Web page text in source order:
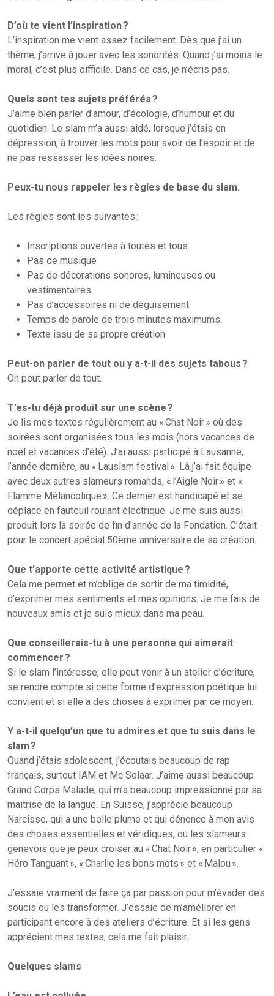
D’où te vient l’inspiration ?
L’inspiration me vient assez facilement. Dès que j’ai un
thème, j’arrive à jouer avec les sonorités. Quand j’ai moins le
moral, c’est plus difficile. Dans ce cas, je n’écris pas.
Quels sont tes sujets préférés ?
J’aime bien parler d’amour, d’écologie, d’humour et du
quotidien. Le slam m’a aussi aidé, lorsque j’étais en
dépression, à trouver les mots pour avoir de l’espoir et de
ne pas ressasser les idées noires.
Peux-tu nous rappeler les règles de base du slam.
Les règles sont les suivantes :
Inscriptions ouvertes à toutes et tous
Pas de musique
Pas de décorations sonores, lumineuses ou
vestimentaires
Pas d’accessoires ni de déguisement
Temps de parole de trois minutes maximums.
Texte issu de sa propre création
Peut-on parler de tout ou y a-t-il des sujets tabous ?
On peut parler de tout.
T’es-tu déjà produit sur une scène ?
Je lis mes textes régulièrement au « Chat Noir » où des
soirées sont organisées tous les mois (hors vacances de
noël et vacances d’été). J’ai aussi participé à Lausanne,
l’année dernière, au « Lauslam festival ». Là j’ai fait équipe
avec deux autres slameurs romands, « l’Aigle Noir » et «
Flamme Mélancolique ». Ce dernier est handicapé et se
déplace en fauteuil roulant électrique. Je me suis aussi
produit lors la soirée de fin d’année de la Fondation. C’était
pour le concert spécial 50ème anniversaire de sa création.
Que t’apporte cette activité artistique ?
Cela me permet et m’oblige de sortir de ma timidité,
d’exprimer mes sentiments et mes opinions. Je me fais de
nouveaux amis et je suis mieux dans ma peau.
Que conseillerais-tu à une personne qui aimerait
commencer ?
Si le slam l’intéresse, elle peut venir à un atelier d’écriture,
se rendre compte si cette forme d’expression poétique lui
convient et si elle a des choses à exprimer par ce moyen.
Y a-t-il quelqu’un que tu admires et que tu suis dans le
slam ?
Quand j’étais adolescent, j’écoutais beaucoup de rap
français, surtout IAM et Mc Solaar. J’aime aussi beaucoup
Grand Corps Malade, qui m’a beaucoup impressionné par sa
maitrise de la langue. En Suisse, j’apprécie beaucoup
Narcisse, qui a une belle plume et qui dénonce à mon avis
des choses essentielles et véridiques, ou les slameurs
genevois que je peux croiser au « Chat Noir », en particulier «
Héro Tanguant », « Charlie les bons mots » et « Malou ».
J’essaie vraiment de faire ça par passion pour m’évader des
soucis ou les transformer. J’essaie de m’améliorer en
participant encore à des ateliers d’écriture. Et si les gens
apprécient mes textes, cela me fait plaisir.
Quelques slams